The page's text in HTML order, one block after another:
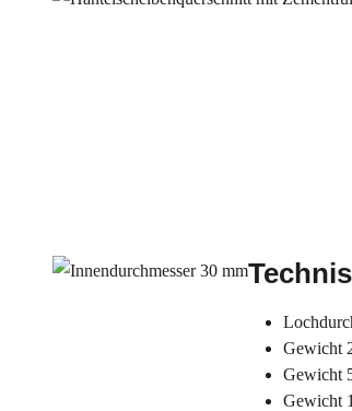
Gewicht
Gewicht
Gewicht